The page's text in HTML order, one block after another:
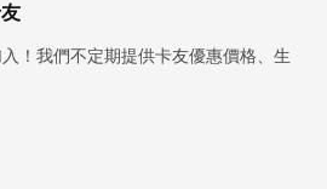
！我們不定期提供卡友優惠價格、生